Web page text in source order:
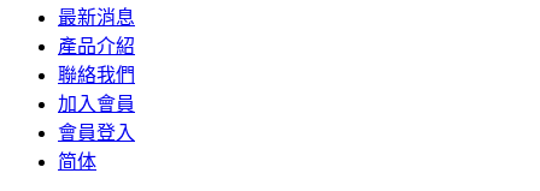
最新消息
產品介紹
聯絡我們
加入會員
會員登入
简体